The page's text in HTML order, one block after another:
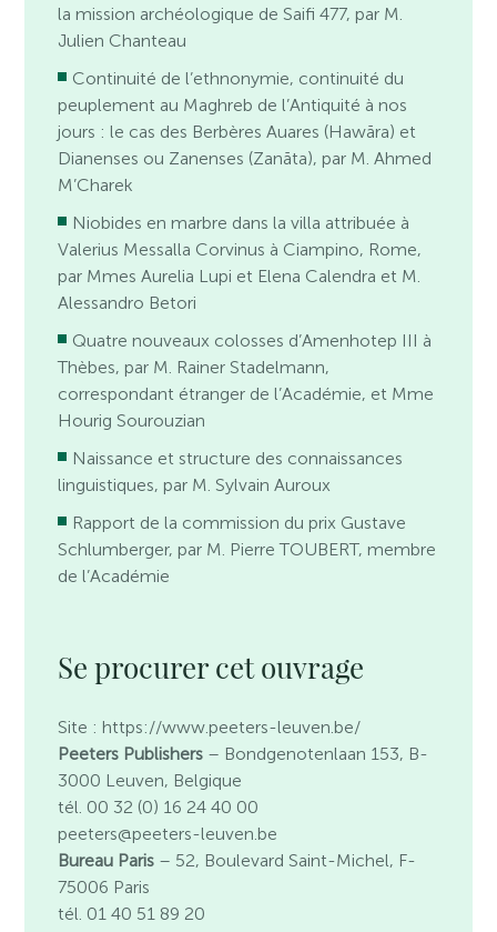
la mission archéologique de Saifi 477, par M.
Julien Chanteau
Continuité de l’ethnonymie, continuité du
peuplement au Maghreb de l’Antiquité à nos
jours : le cas des Berbères Auares (Hawāra) et
Dianenses ou Zanenses (Zanāta), par M. Ahmed
M’Charek
Niobides en marbre dans la villa attribuée à
Valerius Messalla Corvinus à Ciampino, Rome,
par Mmes Aurelia Lupi et Elena Calendra et M.
Alessandro Betori
Quatre nouveaux colosses d’Amenhotep III à
Thèbes, par M. Rainer Stadelmann,
correspondant étranger de l’Académie, et Mme
Hourig Sourouzian
Naissance et structure des connaissances
linguistiques, par M. Sylvain Auroux
Rapport de la commission du prix Gustave
Schlumberger, par M. Pierre TOUBERT, membre
de l’Académie
Se procurer cet ouvrage
Site : https://www.peeters-leuven.be/
Peeters Publishers – Bondgenotenlaan 153, B-
3000 Leuven, Belgique
tél. 00 32 (0) 16 24 40 00
peeters@peeters-leuven.be
Bureau Paris – 52, Boulevard Saint-Michel, F-
75006 Paris
tél. 01 40 51 89 20